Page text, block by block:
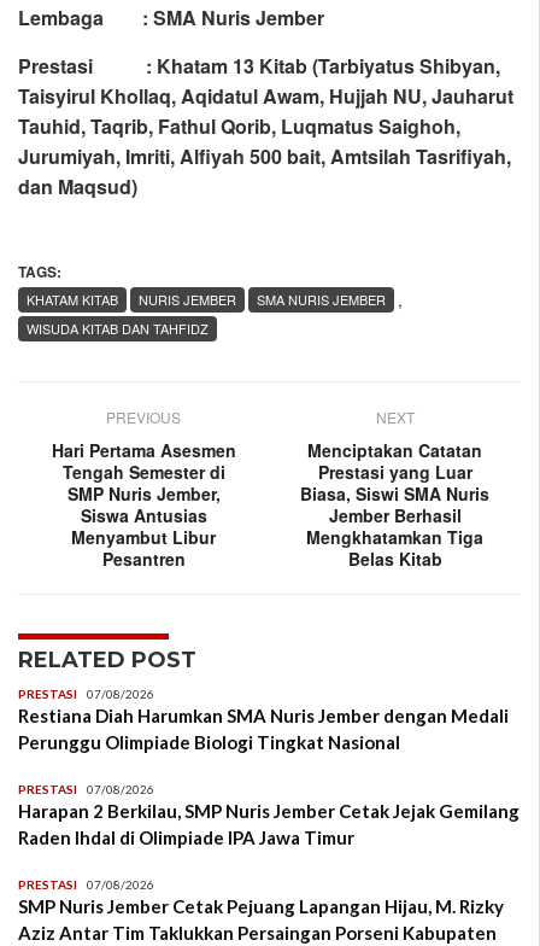
Lembaga : SMA Nuris Jember
Prestasi : Khatam 13 Kitab (Tarbiyatus Shibyan,
Taisyirul Khollaq, Aqidatul Awam, Hujjah NU, Jauharut
Tauhid, Taqrib, Fathul Qorib, Luqmatus Saighoh,
Jurumiyah, Imriti, Alfiyah 500 bait, Amtsilah Tasrifiyah,
dan Maqsud)
TAGS:
,
KHATAM KITAB NURIS JEMBER
SMA NURIS JEMBER
WISUDA KITAB DAN TAHFIDZ
PREVIOUS
Hari Pertama Asesmen
Tengah Semester di
SMP Nuris Jember,
Siswa Antusias
Menyambut Libur
Pesantren
NEXT
Menciptakan Catatan
Prestasi yang Luar
Biasa, Siswi SMA Nuris
Jember Berhasil
Mengkhatamkan Tiga
Belas Kitab
RELATED POST
PRESTASI 07/08/2026
Restiana Diah Harumkan SMA Nuris Jember dengan Medali
Perunggu Olimpiade Biologi Tingkat Nasional
PRESTASI 07/08/2026
Harapan 2 Berkilau, SMP Nuris Jember Cetak Jejak Gemilang
Raden Ihdal di Olimpiade IPA Jawa Timur
PRESTASI 07/08/2026
SMP Nuris Jember Cetak Pejuang Lapangan Hijau, M. Rizky
Aziz Antar Tim Taklukkan Persaingan Porseni Kabupaten